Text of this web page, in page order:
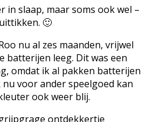
in slaap, maar soms ook wel –
🙂
nu al zes maanden, vrijwel
batterijen leeg. Dit was een
omdat ik al pakken batterijen
voor ander speelgoed kan
ook weer blij.
ontdekkertje